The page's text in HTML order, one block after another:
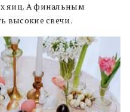
яиц. А финальным
высокие свечи.